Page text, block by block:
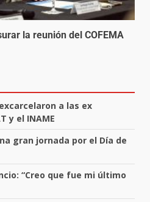
la reunión del COFEMA
a las ex
y el INAME
gran jornada por el Día de
“Creo que fue mi último